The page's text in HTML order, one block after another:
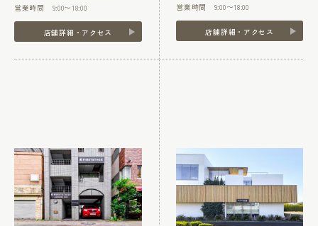
営業時間 9:00〜18:00
店舗詳細・アクセス
営業時間 9:00〜18:00
店舗詳細・アクセス